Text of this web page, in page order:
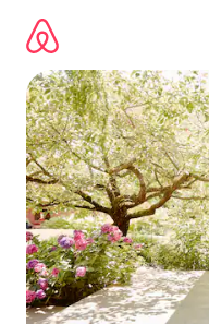
contenido